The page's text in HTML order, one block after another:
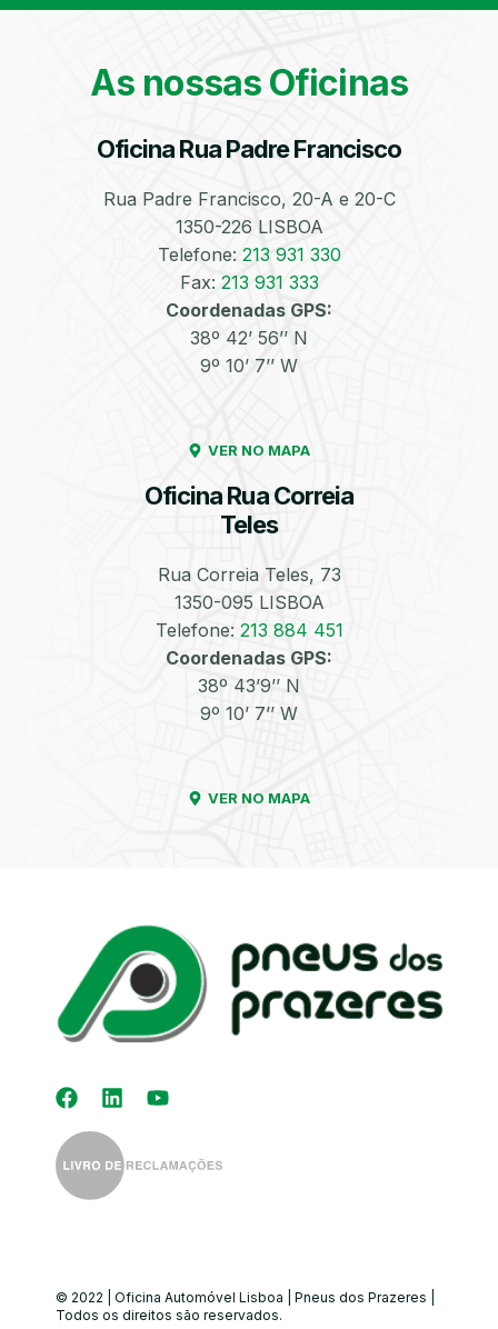
As nossas Oficinas
Oficina Rua Padre Francisco
Rua Padre Francisco, 20-A e 20-C
1350-226 LISBOA
Telefone: 213 931 330
Fax: 213 931 333
Coordenadas GPS:
38º 42’ 56’’ N
9º 10’ 7’’ W
VER NO MAPA
Oficina Rua Correia
Teles
Rua Correia Teles, 73
1350-095 LISBOA
Telefone: 213 884 451
Coordenadas GPS:
38º 43’9’’ N
9º 10’ 7’’ W
VER NO MAPA
© 2022 | Oficina Automóvel Lisboa | Pneus dos Prazeres |
Todos os direitos são reservados.
Bate-Chapas
Higienização e
Automóvel
Equilibragem das
Rodas
Desempeno de
Jantes
Kit Distribuição
Diagnóstico